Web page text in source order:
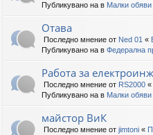
Публикувано на в Малки обяви
Отава
Последно мнение от Ned 01 «
Публикувано на в Федерална
Работа за
Последно мнение от RS2000 «
Публикувано на в Малки обяви
майстор ВиК
Последно мнение от jimtoni «